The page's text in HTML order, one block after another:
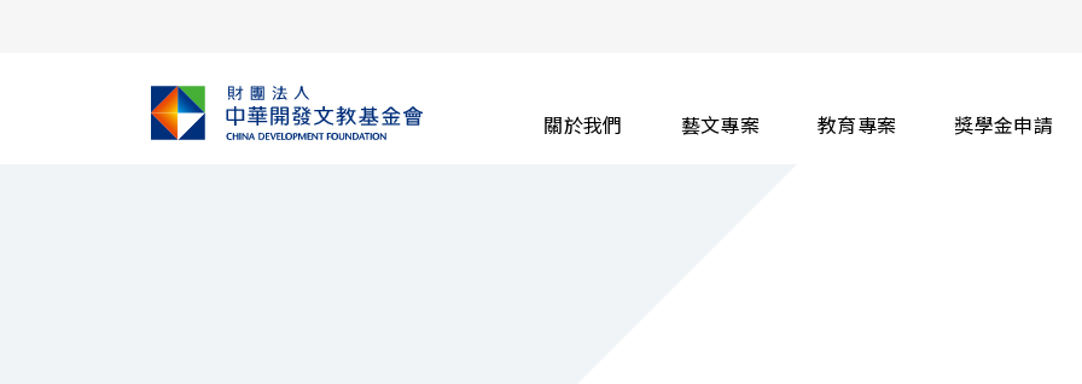
關於我們 藝文專案 教育專案 獎學金申請